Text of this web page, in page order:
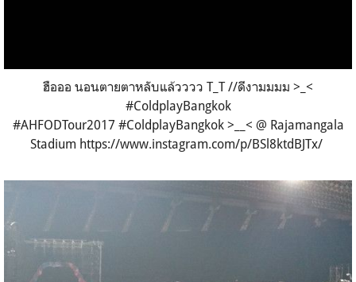
ฮือออ นอนตายตาหลับแล้วววว T_T //ดีงามมมม >_<
#ColdplayBangkok
#AHFODTour2017 #ColdplayBangkok >__< @ Rajamangala
Stadium https://www.instagram.com/p/BSl8ktdBJTx/